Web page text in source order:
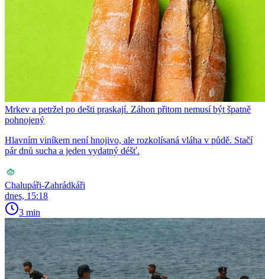
Mrkev a petržel po dešti praskají. Záhon přitom nemusí být špatně
pohnojený
Hlavním viníkem není hnojivo, ale rozkolísaná vláha v půdě. Stačí
pár dnů sucha a jeden vydatný déšť.
Chalupáři-Zahrádkáři
dnes, 15:18
3 min